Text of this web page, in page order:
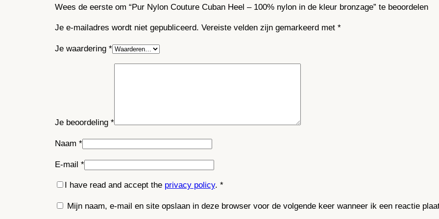
a
Wees de eerste om “Pur Nylon Couture Cuban Heel – 100% nylon in de kleur bronzage” te beoordelen
Je e-mailadres wordt niet gepubliceerd. Vereiste velden zijn gemarkeerd met *
Je waardering *
Je beoordeling *
Naam *
E-mail *
I have read and accept the privacy policy. *
Mijn naam, e-mail en site opslaan in deze browser voor de volgende keer wanneer ik een reactie